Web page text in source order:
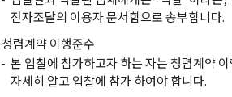
전자조달의 이용자 문서함으로 송부합니다.
청렴계약 이행준수
- 본 입찰에 참가하고자 하는 자는 청렴계약
자세히 알고 입찰에 참가 하여야 합니다.